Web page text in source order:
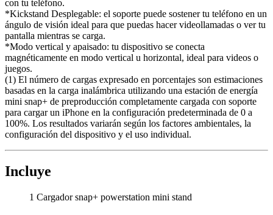
con tu teléfono.
*Kickstand Desplegable: el soporte puede sostener tu teléfono en un
ángulo de visión ideal para que puedas hacer videollamadas o ver tu
pantalla mientras se carga.
*Modo vertical y apaisado: tu dispositivo se conecta
magnéticamente en modo vertical u horizontal, ideal para videos o
juegos.
(1) El número de cargas expresado en porcentajes son estimaciones
basadas en la carga inalámbrica utilizando una estación de energía
mini snap+ de preproducción completamente cargada con soporte
para cargar un iPhone en la configuración predeterminada de 0 a
100%. Los resultados variarán según los factores ambientales, la
configuración del dispositivo y el uso individual.
Incluye
1 Cargador snap+ powerstation mini stand